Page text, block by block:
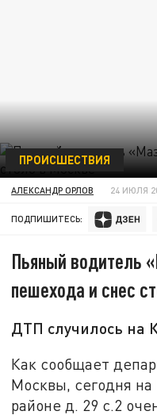
ПРОИСШЕСТВИЯ
АЛЕКСАНДР ОРЛОВ 24 ИЮЛЯ
ПОДПИШИТЕСЬ:
Пьяный водитель
пешехода и снес
ДТП случилось на
Как сообщает
Москвы, сегодня
районе д. 29 с.2